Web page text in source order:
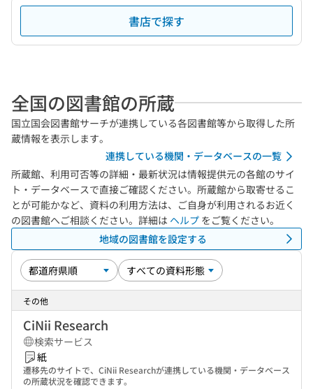
書店で探す
全国の図書館の所蔵
国立国会図書館サーチが連携している各図書館等から取得した所
蔵情報を表示します。
連携している機関・データベースの一覧
所蔵館、利用可否等の詳細・最新状況は情報提供元の各館のサイ
ト・データベースで直接ご確認ください。所蔵館から取寄せるこ
とが可能かなど、資料の利用方法は、ご自身が利用されるお近く
の図書館へご相談ください。詳細は ヘルプ をご覧ください。
地域の図書館を設定する
その他
CiNii Research
検索サービス
紙
遷移先のサイトで、CiNii Researchが連携している機関・データベース
の所蔵状況を確認できます。